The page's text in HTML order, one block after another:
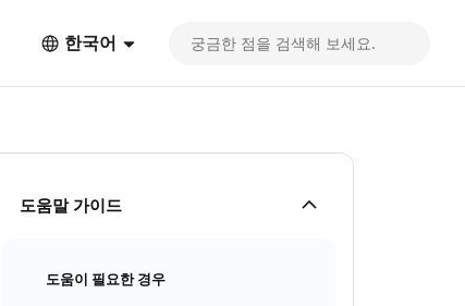
한국어
도움말 가이드
도움이 필요한 경우